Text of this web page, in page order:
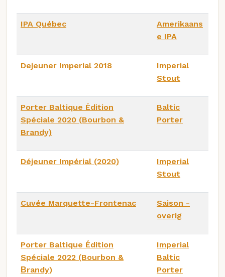
IPA Québec
Amerikaans
e IPA
Dejeuner Imperial 2018
Imperial
Stout
Porter Baltique Édition
Spéciale 2020 (Bourbon &
Brandy)
Baltic
Porter
Déjeuner Impérial (2020)
Imperial
Stout
Cuvée Marquette-Frontenac
Saison -
overig
Porter Baltique Édition
Spéciale 2022 (Bourbon &
Βrandy)
Imperial
Baltic
Porter